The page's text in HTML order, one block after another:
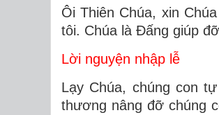
Ôi Thiên Chúa, xin
tôi. Chúa là Đấng giúp
Lời nguyện nhập lễ
Lạy Chúa, chúng con
thương nâng đỡ chúng